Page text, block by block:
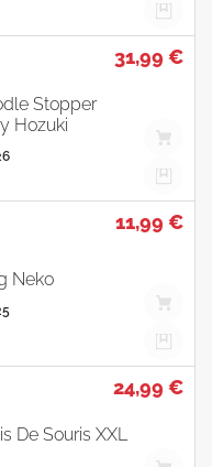
31,99 €
Stopper
Hozuki
11,99 €
Neko
24,99 €
De Souris XXL